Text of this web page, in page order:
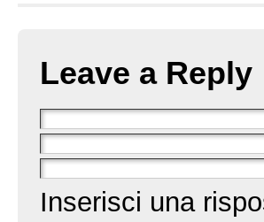
Leave a Reply
Inserisci una